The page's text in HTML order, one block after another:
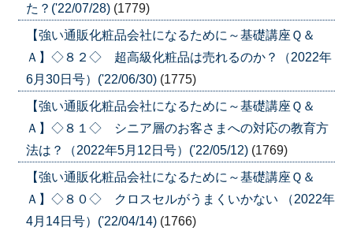
た？('22/07/28) (1779)
【強い通販化粧品会社になるために～基礎講座Ｑ＆
Ａ】◇８２◇ 超高級化粧品は売れるのか？（2022年
6月30日号）('22/06/30) (1775)
【強い通販化粧品会社になるために～基礎講座Ｑ＆
Ａ】◇８１◇ シニア層のお客さまへの対応の教育方
法は？（2022年5月12日号）('22/05/12) (1769)
【強い通販化粧品会社になるために～基礎講座Ｑ＆
Ａ】◇８０◇ クロスセルがうまくいかない （2022年
4月14日号）('22/04/14) (1766)